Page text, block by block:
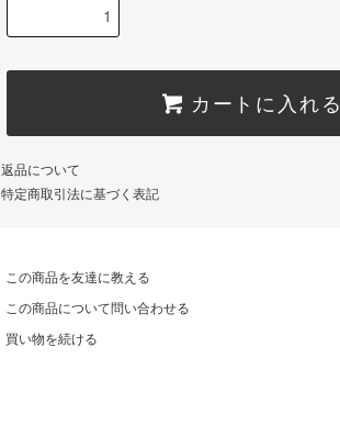
カートに入れる
返品について
特定商取引法に基づく表記
この商品を友達に教える
この商品について問い合わせる
買い物を続ける